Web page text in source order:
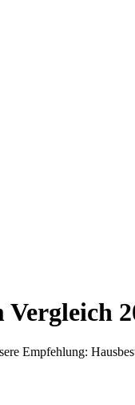
Vergleich
Empfehlung: